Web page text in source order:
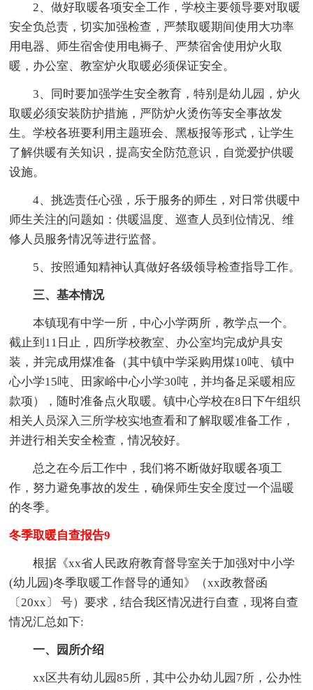
2、做好取暖各项安全工作，学校主要领导要对取暖
安全负总责，切实加强检查，严禁取暖期间使用大功率
用电器、师生宿舍使用电褥子、严禁宿舍使用炉火取
暖，办公室、教室炉火取暖必须保证安全。
3、同时要加强学生安全教育，特别是幼儿园，炉火
取暖必须安装防护措施，严防炉火烫伤等安全事故发
生。学校各班要利用主题班会、黑板报等形式，让学生
了解供暖有关知识，提高安全防范意识，自觉爱护供暖
设施。
4、挑选责任心强，乐于服务的师生，对日常供暖中
师生关注的问题如：供暖温度、巡查人员到位情况、维
修人员服务情况等进行监督。
5、按照通知精神认真做好各级领导检查指导工作。
三、基本情况
本镇现有中学一所，中心小学两所，教学点一个。
截止到11日止，四所学校教室、办公室均完成炉具安
装，并完成用煤准备（其中镇中学采购用煤10吨、镇中
心小学15吨、田家峪中心小学30吨，并均备足采暖相应
款项），随时准备点火取暖。镇中心学校在8日下午组织
相关人员深入三所学校实地查看和了解取暖准备工作，
并进行相关安全检查，情况较好。
总之在今后工作中，我们将不断做好取暖各项工
作，努力避免事故的发生，确保师生安全度过一个温暖
的冬季。
冬季取暖自查报告9
根据《xx省人民政府教育督导室关于加强对中小学
(幼儿园)冬季取暖工作督导的通知》（xx政教督函
〔20xx〕 号）要求，结合我区情况进行自查，现将自查
情况汇总如下:
一、园所介绍
xx区共有幼儿园85所，其中公办幼儿园7所，公办性